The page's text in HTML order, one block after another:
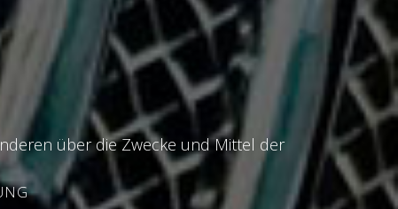
über die Zwecke und Mittel der